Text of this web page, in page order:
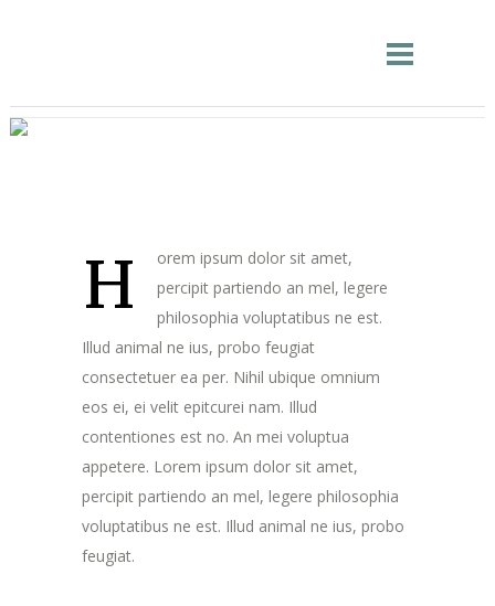
H
orem ipsum dolor sit amet,
percipit partiendo an mel, legere
philosophia voluptatibus ne est.
Illud animal ne ius, probo feugiat
consectetuer ea per. Nihil ubique omnium
eos ei, ei velit epitcurei nam. Illud
contentiones est no. An mei voluptua
appetere. Lorem ipsum dolor sit amet,
percipit partiendo an mel, legere philosophia
voluptatibus ne est. Illud animal ne ius, probo
feugiat.